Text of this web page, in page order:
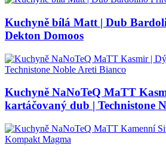
Kuchyně bílá Matt | Dub
Dekton Domoos
Kuchyně NaNoTeQ MaTT
kartáčovaný dub | Technistone